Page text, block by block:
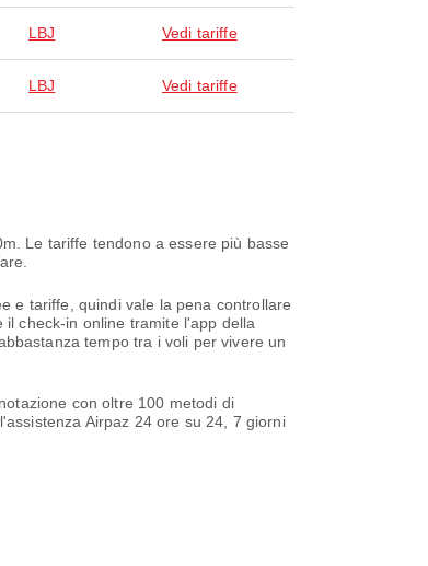
LBJ Vedi tariffe
LBJ Vedi tariffe
Le tariffe tendono a essere più basse
e tariffe, quindi vale la pena controllare
check-in online tramite l'app della
tempo tra i voli per vivere un
con oltre 100 metodi di
Airpaz 24 ore su 24, 7 giorni